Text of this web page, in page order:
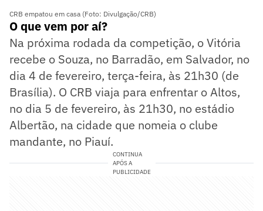
CRB empatou em casa (Foto: Divulgação/CRB)
O que vem por aí?
Na próxima rodada da competição, o Vitória
recebe o Souza, no Barradão, em Salvador, no
dia 4 de fevereiro, terça-feira, às 21h30 (de
Brasília). O CRB viaja para enfrentar o Altos,
no dia 5 de fevereiro, às 21h30, no estádio
Albertão, na cidade que nomeia o clube
mandante, no Piauí.
CONTINUA
APÓS A
PUBLICIDADE